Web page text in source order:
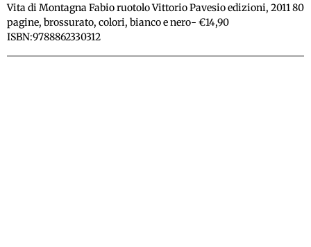
Vita di Montagna Fabio ruotolo Vittorio Pavesio edizioni, 2011 80
pagine, brossurato, colori, bianco e nero- €14,90
ISBN:9788862330312